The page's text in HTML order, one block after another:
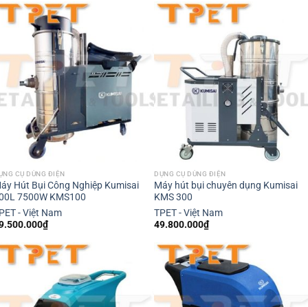
CỤ DÙNG ĐIỆN
Hút Bụi Công Nghiệp Kumisai
7500W KMS100
- Việt Nam
₫
DỤNG CỤ DÙNG ĐIỆN
Máy hút bụi chuyên dụng Kumisai
KMS 300
TPET - Việt Nam
49.800.000₫